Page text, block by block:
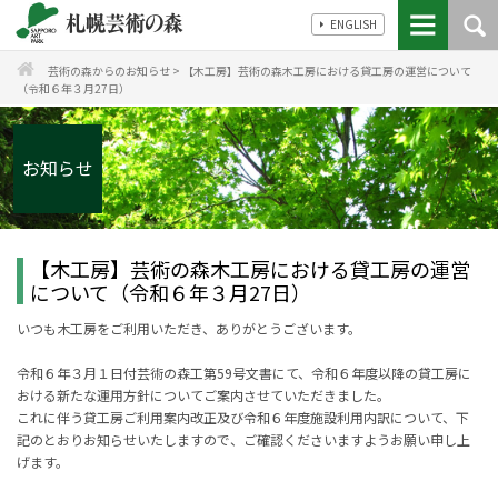
ENGLISH
芸術の森からのお知らせ >
【木工房】芸術の森木工房における貸工房の運営について
（令和６年３月27日）
お知らせ
【木工房】芸術の森木工房における貸工房の運営
について（令和６年３月27日）
いつも木工房をご利用いただき、ありがとうございます。
令和６年３月１日付芸術の森工第59号文書にて、令和６年度以降の貸工房に
おける新たな運用方針についてご案内させていただきました。
これに伴う貸工房ご利用案内改正及び令和６年度施設利用内訳について、下
記のとおりお知らせいたしますので、ご確認くださいますようお願い申し上
げます。